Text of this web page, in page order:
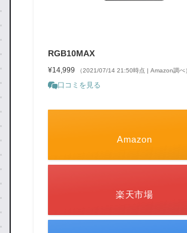
RGB10MAX
¥14,999 （2021/07/14 21:50時点 | Amazon調べ
口コミを見る
Amazon
楽天市場